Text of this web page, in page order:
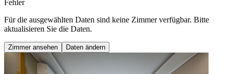
Fehler
Für die ausgewählten Daten sind keine Zimmer verfügbar. Bitte
aktualisieren Sie die Daten.
Zimmer ansehen Daten ändern